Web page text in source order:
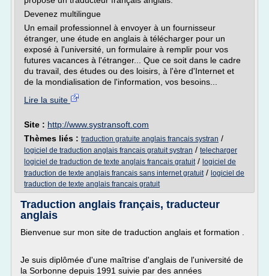
Devenez multilingue
Un email professionnel à envoyer à un fournisseur
étranger, une étude en anglais à télécharger pour un
exposé à l'université, un formulaire à remplir pour vos
futures vacances à l'étranger... Que ce soit dans le cadre
du travail, des études ou des loisirs, à l'ère d'Internet et
de la mondialisation de l'information, vos besoins...
Lire la suite
Site : http://www.systransoft.com
Thèmes liés : traduction gratuite anglais francais systran /
logiciel de traduction anglais francais gratuit systran / telecharger
logiciel de traduction de texte anglais francais gratuit/ logiciel de
traduction de texte anglais francais sans internet gratuit/ logiciel de
traduction de texte anglais francais gratuit
Traduction anglais français, traducteur
anglais
Bienvenue sur mon site de traduction anglais et formation .
Je suis diplômée d'une maîtrise d'anglais de l'université de
la Sorbonne depuis 1991 suivie par des années